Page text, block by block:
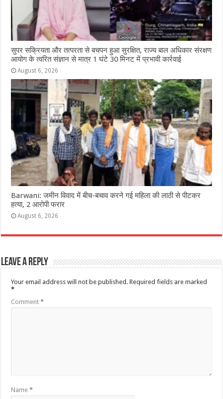
सुपर सक्रियता और तत्परता से बचपन हुआ सुरक्षित, राज्य बाल अधिकार संरक्षण
आयोग के त्वरित संज्ञान से मात्र 1 घंटे 30 मिनट में प्रभावी कार्रवाई
August 6, 2026
Barwani: जमीन विवाद में बीच-बचाव करने गई महिला की लाठी से पीटकर
हत्या, 2 आरोपी फरार
August 6, 2026
Leave a Reply
Your email address will not be published. Required fields are marked
*
Comment*
Name*